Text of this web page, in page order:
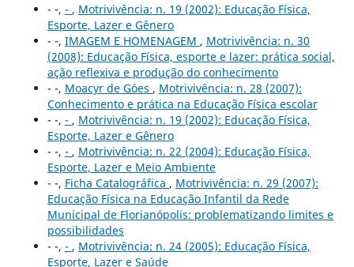
- -, - , Motrivivência: n. 19 (2002): Educação Física,
Esporte, Lazer e Gênero
- -, IMAGEM E HOMENAGEM , Motrivivência: n. 30
(2008): Educação Física, esporte e lazer: prática social,
ação reflexiva e produção do conhecimento
- -, Moacyr de Góes , Motrivivência: n. 28 (2007):
Conhecimento e prática na Educação Física escolar
- -, - , Motrivivência: n. 19 (2002): Educação Física,
Esporte, Lazer e Gênero
- -, - , Motrivivência: n. 22 (2004): Educação Física,
Esporte, Lazer e Meio Ambiente
- -, Ficha Catalográfica , Motrivivência: n. 29 (2007):
Educação Física na Educação Infantil da Rede
Municipal de Florianópolis: problematizando limites e
possibilidades
- -, - , Motrivivência: n. 24 (2005): Educação Física,
Esporte, Lazer e Saúde